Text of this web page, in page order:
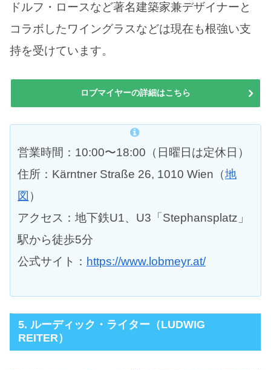
ドルフ・ロースなど著名建築家兼デザイナーと
コラボしたワイングラスなどは現在も根強い支
持を受けています。
ロブマイヤーの詳細はこちら
営業時間：10:00〜18:00（日曜日は定休日）
住所：Kärntner Straße 26, 1010 Wien（地
図 ）
アクセス：地下鉄U1、U3「Stephansplatz」
駅から徒歩5分
公式サイト： https://www.lobmeyr.at/
5. ルーディック・ライター（LUDWIG
REITER）